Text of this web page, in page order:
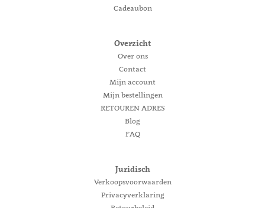
Cadeaubon
Overzicht
Over ons
Contact
Mijn account
Mijn bestellingen
RETOUREN ADRES
Blog
FAQ
Juridisch
Verkoopsvoorwaarden
Privacyverklaring